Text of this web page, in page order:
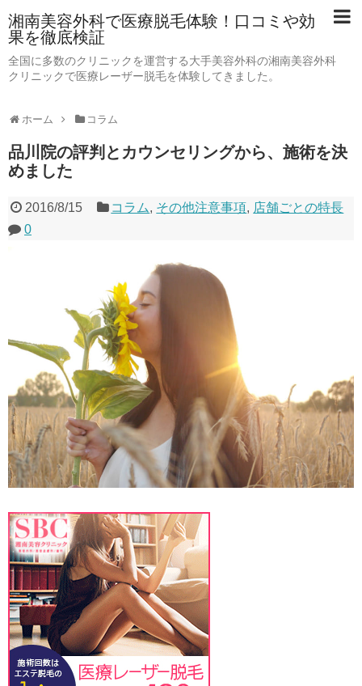
湘南美容外科で医療脱毛体験！口コミや効
果を徹底検証
全国に多数のクリニックを運営する大手美容外科の湘南美容外科
クリニックで医療レーザー脱毛を体験してきました。
ホーム コラム
品川院の評判とカウンセリングから、施術を決
めました
2016/8/15 コラム, その他注意事項, 店舗ごとの特長
0